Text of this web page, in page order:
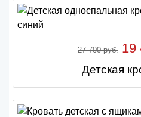
27 700 руб. 19
Детская